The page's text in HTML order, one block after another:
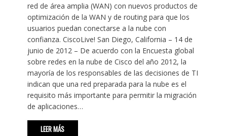
red de área amplia (WAN) con nuevos productos de
optimización de la WAN y de routing para que los
usuarios puedan conectarse a la nube con
confianza. CiscoLive! San Diego, California – 14 de
junio de 2012 – De acuerdo con la Encuesta global
sobre redes en la nube de Cisco del año 2012, la
mayoría de los responsables de las decisiones de TI
indican que una red preparada para la nube es el
requisito más importante para permitir la migración
de aplicaciones…
LEER MÁS